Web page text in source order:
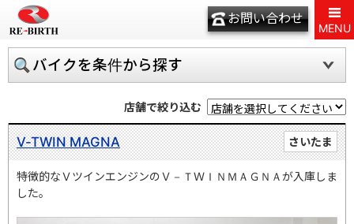
お問い合わせ
MENU
バイクを条件から探す
店舗で絞り込む
さいたま
V-TWIN MAGNA
特徴的なＶツインエンジンのＶ－ＴＷＩＮＭＡＧＮＡが入庫しま
した。